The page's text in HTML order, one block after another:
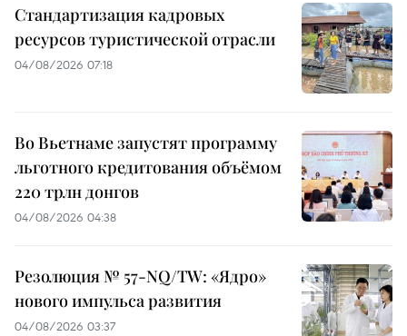
Стандартизация кадровых
ресурсов туристической отрасли
04/08/2026 07:18
Во Вьетнаме запустят программу
льготного кредитования объёмом
220 трлн донгов
04/08/2026 04:38
Резолюция № 57-NQ/TW: «Ядро»
нового импульса развития
04/08/2026 03:37